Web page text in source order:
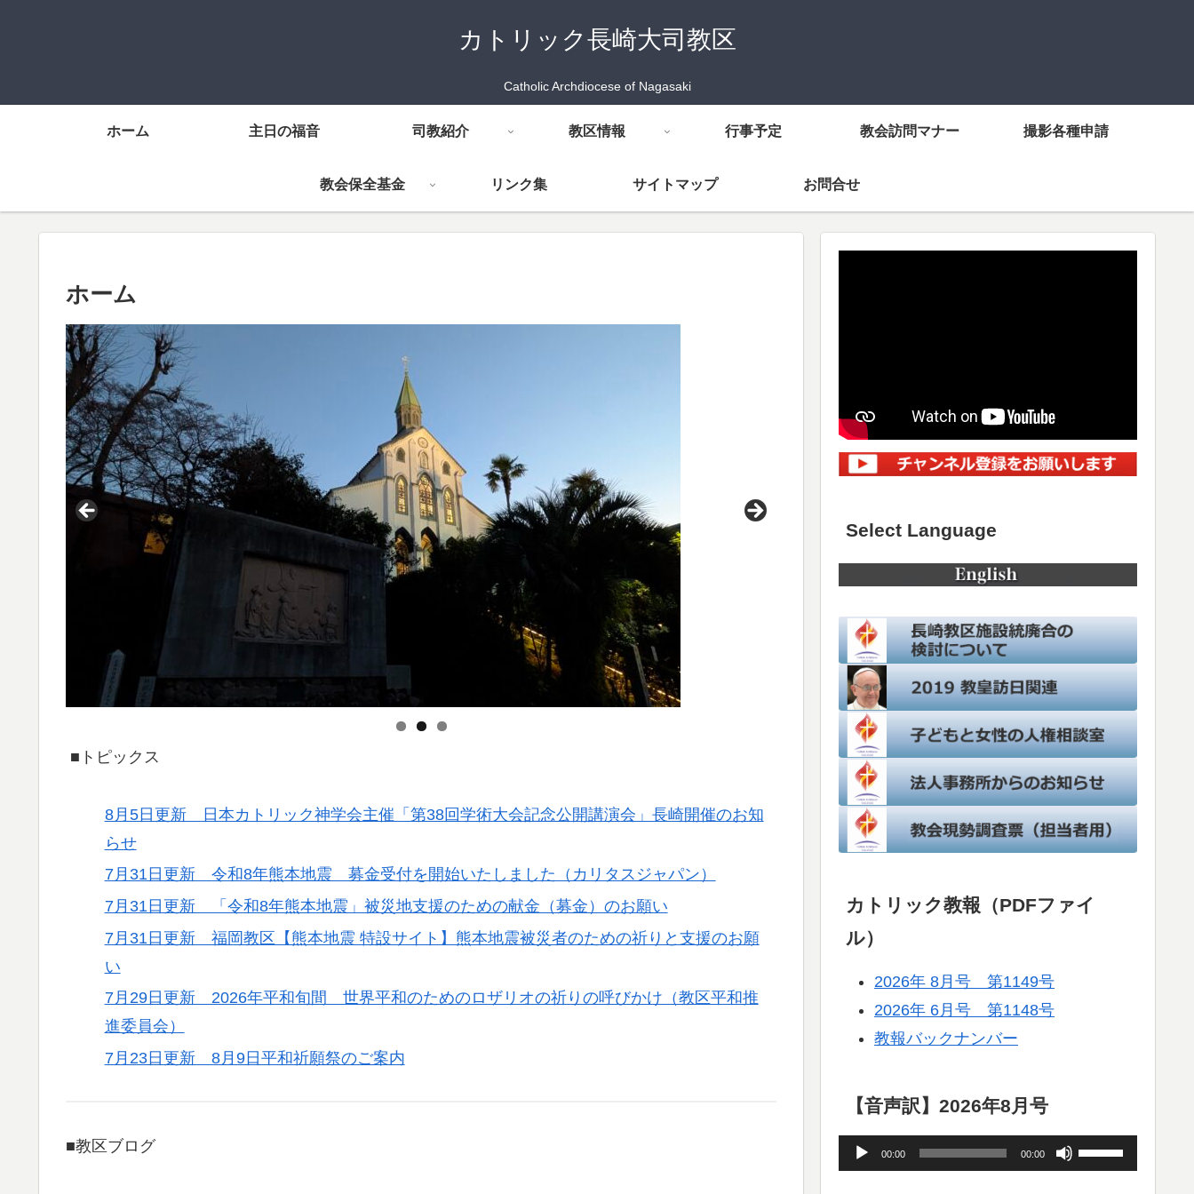
カトリック長崎大司教区
Catholic Archdiocese of Nagasaki
ホーム 主日の福音 司教紹介 教区情報 行事予定 教会訪問マナー 撮影各種申請
教会保全基金 リンク集 サイトマップ お問合せ
ホーム
■トピックス
8月5日更新 日本カトリック神学会主催「第38回学術大会記念公開講演会」長崎開催のお知
らせ
7月31日更新 令和8年熊本地震 募金受付を開始いたしました（カリタスジャパン）
7月31日更新 「令和8年熊本地震」被災地支援のための献金（募金）のお願い
7月31日更新 福岡教区【熊本地震 特設サイト】熊本地震被災者のための祈りと支援のお願
い
7月29日更新 2026年平和旬間 世界平和のためのロザリオの祈りの呼びかけ（教区平和推
進委員会）
7月23日更新 8月9日平和祈願祭のご案内
■教区ブログ
Select Language
カトリック教報（PDFファイ
ル）
2026年 8月号 第1149号
2026年 6月号 第1148号
教報バックナンバー
【音声訳】2026年8月号
声
00:00 00:00
ボ
リ